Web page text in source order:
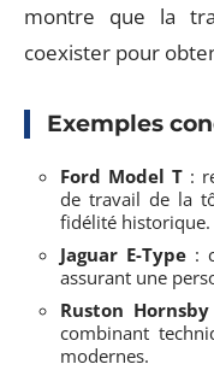
montre que la
coexister pour
Exemples
Ford Model T :
de travail de la
fidélité historique.
Jaguar E-Type:
assurant une
Ruston Hornsby
combinant
modernes.